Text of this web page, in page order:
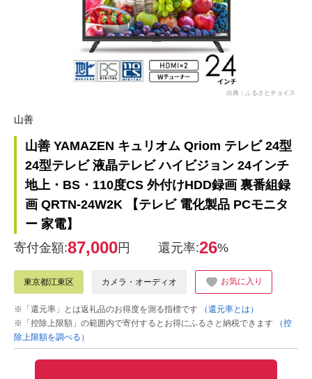
出典：ふるさとチョイス
山善
山善 YAMAZEN キュリオム Qriom テレビ 24型
24型テレビ 液晶テレビ ハイビジョン 24インチ
地上・BS・110度CS 外付けHDD録画 裏番組録
画 QRTN-24W2K 【テレビ 電化製品 PCモニタ
ー 家電】
寄付金額:87,000円 還元率:26%
東京都江東区 カメラ・オーディオ お気に入り
※「還元率」とは返礼品のお得度を測る指標です
（還元率とは）
※「控除上限額」の範囲内で寄付するとお得にふるさと納税できます
（控
除上限額を調べる）